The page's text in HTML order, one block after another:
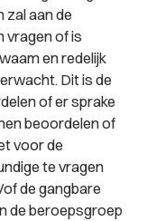
zal aan de
vragen of is
en redelijk
Dit is de
of er sprake
beoordelen of
voor de
te vragen
de gangbare
de beroepsgroep